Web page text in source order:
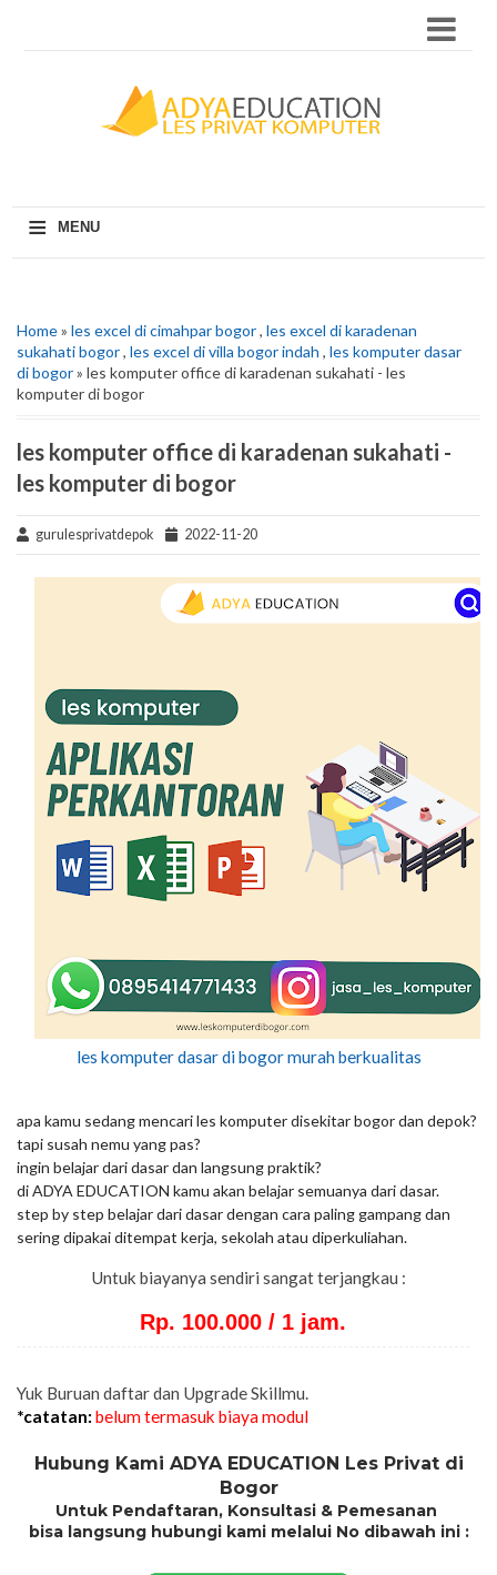
≡ MENU
Home» les excel di cimahpar bogor, les excel di karadenan
sukahati bogor, les excel di villa bogor indah , les komputer dasar
di bogor» les komputer office di karadenan sukahati - les
komputer di bogor
les komputer office di karadenan sukahati -
les komputer di bogor
gurulesprivatdepok 2022-11-20
les komputer dasar di bogor murah berkualitas
apa kamu sedang mencari les komputer disekitar bogor dan depok?
tapi susah nemu yang pas?
ingin belajar dari dasar dan langsung praktik?
di ADYA EDUCATION kamu akan belajar semuanya dari dasar.
step by step belajar dari dasar dengan cara paling gampang dan
sering dipakai ditempat kerja, sekolah atau diperkuliahan.
Untuk biayanya sendiri sangat terjangkau :
Rp. 100.000 / 1 jam.
Yuk Buruan daftar dan Upgrade Skillmu.
*catatan: belum termasuk biaya modul
Hubung Kami ADYA EDUCATION Les Privat di
Bogor
Untuk Pendaftaran, Konsultasi & Pemesanan
bisa langsung hubungi kami melalui No dibawah ini :